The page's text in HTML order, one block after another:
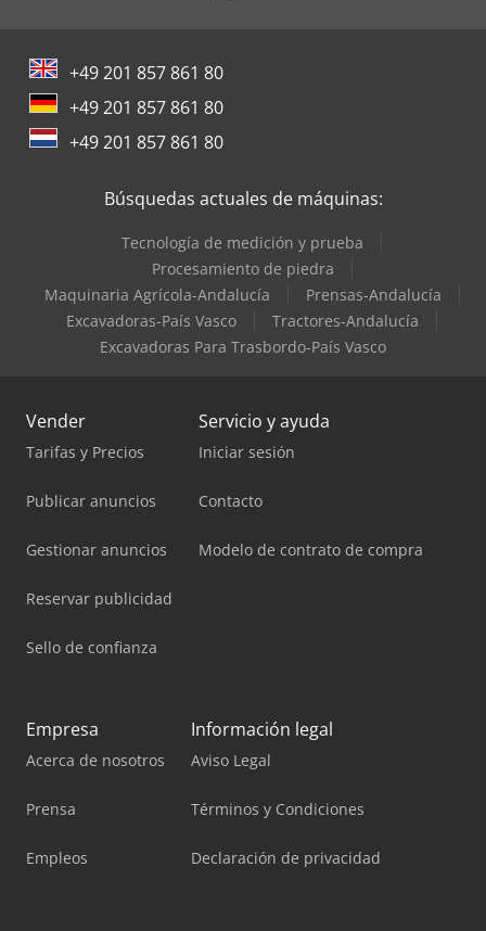
Trane Aires Acondicionados
Valtra Tractores
+49 201 857 861 80
+49 201 857 861 80
+49 201 857 861 80
Búsquedas actuales de máquinas:
Tecnología de medición y prueba
Procesamiento de piedra
Maquinaria Agrícola-Andalucía
Prensas-Andalucía
Excavadoras-País Vasco
Tractores-Andalucía
Excavadoras Para Trasbordo-País Vasco
Vender
Tarifas y Precios
Publicar anuncios
Gestionar anuncios
Reservar publicidad
Sello de confianza
Servicio y ayuda
Iniciar sesión
Contacto
Modelo de contrato de compra
Empresa
Acerca de nosotros
Prensa
Empleos
Información legal
Aviso Legal
Términos y Condiciones
Declaración de privacidad